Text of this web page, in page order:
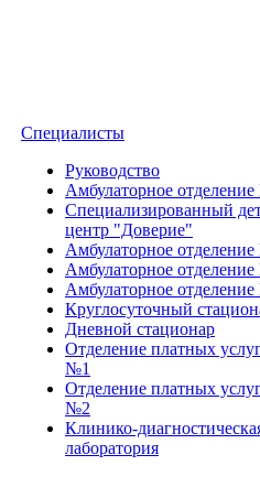
Специалисты
Руководство
Амбулаторное
Специализированный
центр "Доверие"
Амбулаторное
Амбулаторное
Амбулаторное
Круглосуточный
Дневной стационар
Отделение платных
№1
Отделение платных
№2
Клинико-
лаборатория